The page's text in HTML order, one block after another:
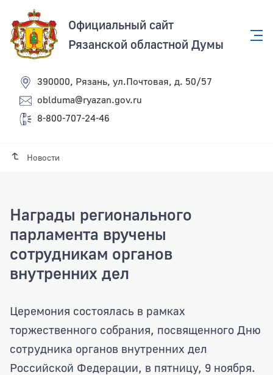
Официальный сайт
Рязанской областной Думы
390000, Рязань, ул.Почтовая, д. 50/57
oblduma@ryazan.gov.ru
8-800-707-24-46
Новости
Награды регионального
парламента вручены
сотрудникам органов
внутренних дел
Награды регионального парламента
Церемония состоялась в рамках
торжественного собрания, посвященного Дню
сотрудника органов внутренних дел
Российской Федерации, в пятницу, 9 ноября.